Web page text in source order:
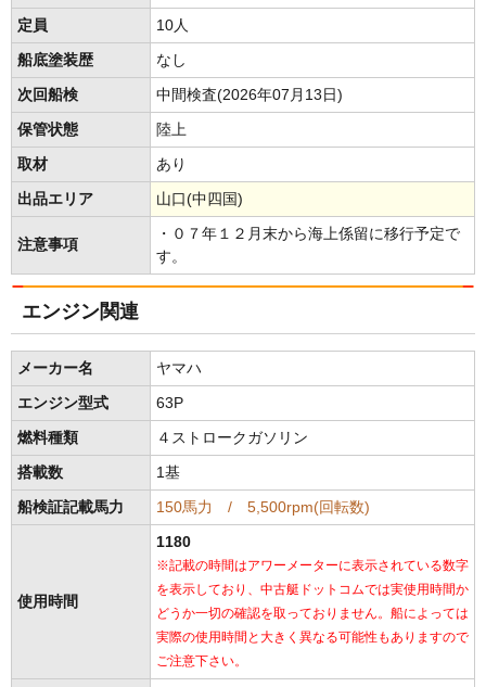
定員 10人
船底塗装歴 なし
次回船検 中間検査(2026年07月13日)
保管状態 陸上
取材 あり
出品エリア 山口(中四国)
注意事項
・０７年１２月末から海上係留に移行予定で
す。
エンジン関連
メーカー名 ヤマハ
エンジン型式 63P
燃料種類 ４ストロークガソリン
搭載数 1基
船検証記載馬力 150馬力 / 5,500rpm(回転数)
使用時間
1180
※記載の時間はアワーメーターに表示されている数字
を表示しており、中古艇ドットコムでは実使用時間か
どうか一切の確認を取っておりません。船によっては
実際の使用時間と大きく異なる可能性もありますので
ご注意下さい。